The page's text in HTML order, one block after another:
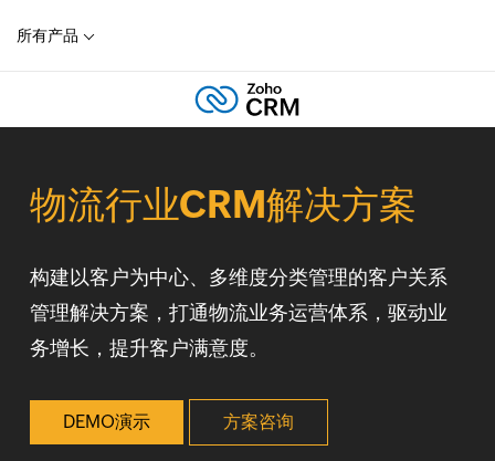
所有产品
物流行业CRM解决方案
构建以客户为中心、多维度分类管理的客户关系
管理解决方案，打通物流业务运营体系，驱动业
务增长，提升客户满意度。
DEMO演示 方案咨询